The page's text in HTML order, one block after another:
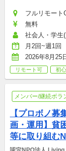
フルリモー
無料
社会人・学生
月2回~週1回
2026年8月25
リモート可 初
メンバー/継続ボラ
【プロボノ募
画・運用】貧
等に取り組む